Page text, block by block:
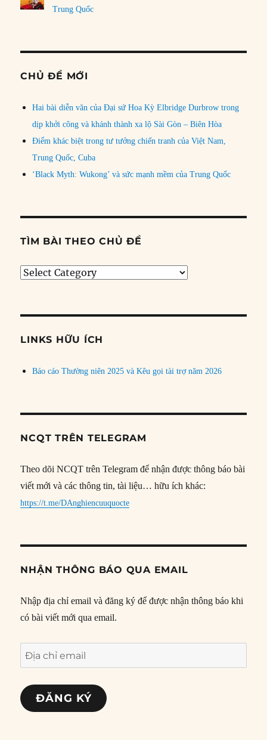
Trung Quốc
CHỦ ĐỀ MỚI
Hai bài diễn văn của Đại sứ Hoa Kỳ Elbridge Durbrow trong
dịp khởi công và khánh thành xa lộ Sài Gòn – Biên Hòa
Điểm khác biệt trong tư tưởng chiến tranh của Việt Nam,
Trung Quốc, Cuba
‘Black Myth: Wukong’ và sức mạnh mềm của Trung Quốc
TÌM BÀI THEO CHỦ ĐỀ
Tìm
đề
LINKS HỮU ÍCH
Báo cáo Thường niên 2025 và Kêu gọi tài trợ năm 2026
NCQT TRÊN TELEGRAM
Theo dõi NCQT trên Telegram để nhận được thông báo bài
viết mới và các thông tin, tài liệu… hữu ích khác:
https://t.me/DAnghiencuuquocte
NHẬN THÔNG BÁO QUA EMAIL
Nhập địa chỉ email và đăng ký để được nhận thông báo khi
có bài viết mới qua email.
Địa
chỉ
email
ĐĂNG KÝ